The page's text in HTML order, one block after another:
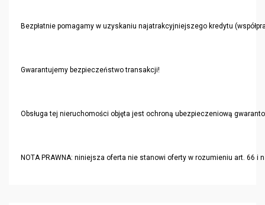
Bezpłatnie pomagamy w uzyskaniu najatrakcyjniejszego kredytu
Gwarantujemy bezpieczeństwo transakcji!
Obsługa tej nieruchomości objęta jest ochroną ubezpieczeniową
NOTA PRAWNA: niniejsza oferta nie stanowi oferty w rozumieniu art. 66